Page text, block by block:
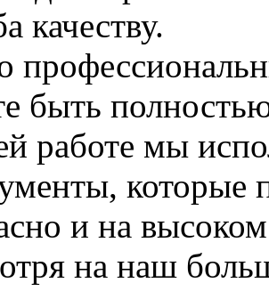
качеству.
быть
работе мы
которые
и на
на наш